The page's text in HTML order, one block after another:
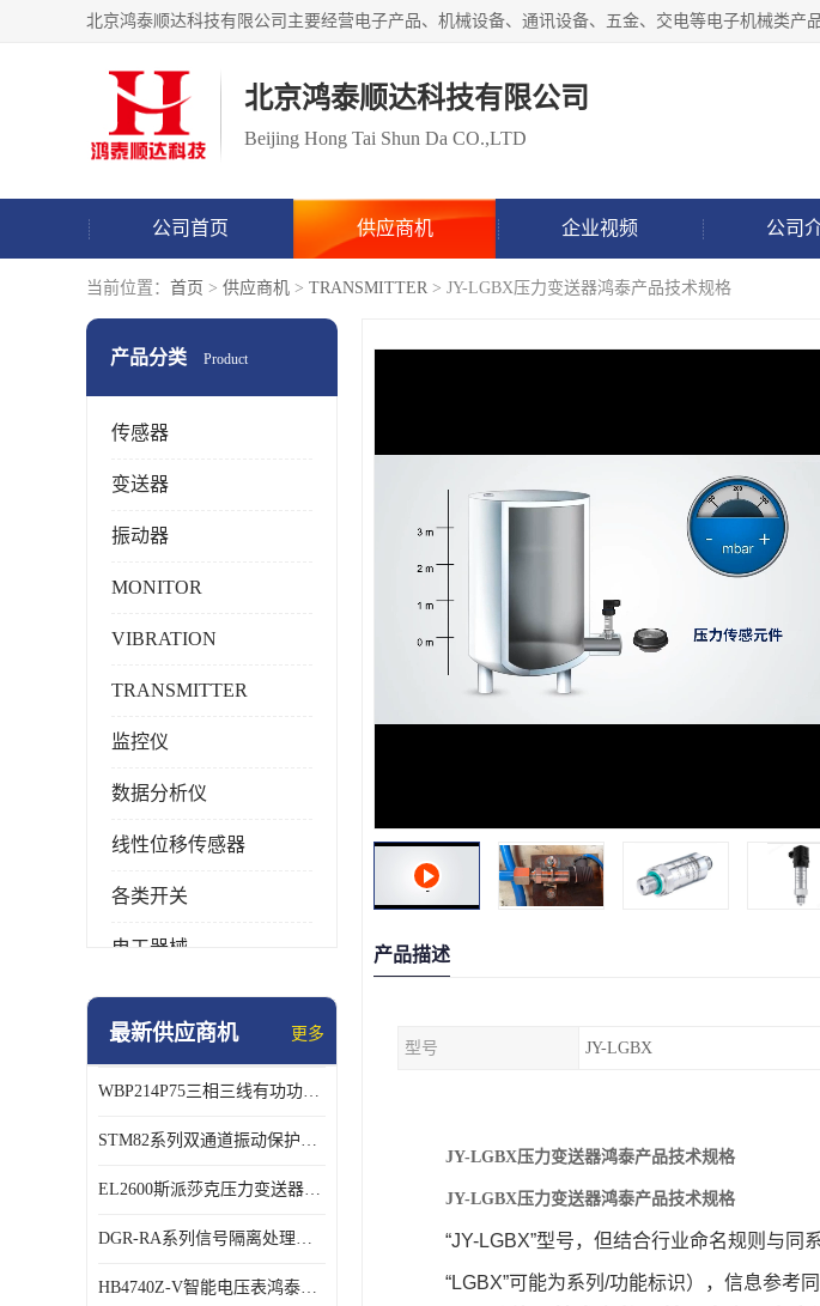
北京鸿泰顺达科技有限公司
Beijing Hong Tai Shun Da CO.,LTD
公司首页 供应商机 企业视频 公司
当前位置： 首页 > 供应商机 > TRANSMITTER > JY-LGBX压力变送器鸿泰产品技术规格
产品分类 Product
传感器
变送器
振动器
MONITOR
VIBRATION
TRANSMITTER
监控仪
数据分析仪
线性位移传感器
各类开关
电工器械
模块化产品
特殊用处传感器
特殊用途变送器
最新供应商机 更多
WBP214P75三相三线有功功率传感器鸿泰顺达产品稳定性好
STM82系列双通道振动保护表鸿泰产品技术规格
EL2600斯派莎克压力变送器技术规格
DGR-RA系列信号隔离处理器鸿泰产品技术规格
HB4740Z-V智能电压表鸿泰产品外形美观大方
产品描述
型号 JY-LGBX
JY-LGBX压力变送器鸿泰产品技术规格
JY-LGBX压力变送器鸿泰产品技术规格
“JY-LGBX”型号，但结合行业命名规则与同
“LGBX”可能为系列/功能标识），信息参考